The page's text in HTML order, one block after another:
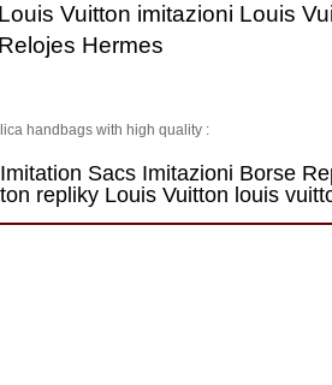
Louis Vuitton imitazioni Louis
Relojes Hermes
handbags with high quality :
Imitation Sacs Imitazioni Borse
repliky Louis Vuitton louis